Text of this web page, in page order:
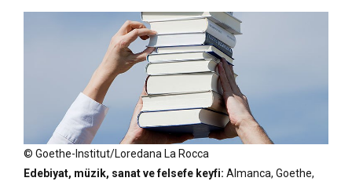
© Goethe-Institut/Loredana La Rocca
Edebiyat, müzik, sanat ve felsefe keyfi: Almanca, Goethe,